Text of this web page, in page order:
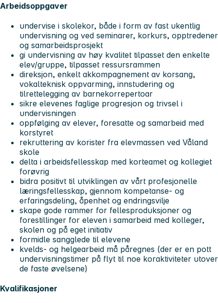
Arbeidsoppgaver
undervise i skolekor, både i form av fast ukentlig
undervisning og ved seminarer, korkurs, opptredener
og samarbeidsprosjekt
gi undervisning av høy kvalitet tilpasset den enkelte
elev/gruppe, tilpasset ressursrammen
direksjon, enkelt akkompagnement av korsang,
vokalteknisk oppvarming, innstudering og
tilrettelegging av barnekorrepertoar
sikre elevenes faglige progresjon og trivsel i
undervisningen
oppfølging av elever, foresatte og samarbeid med
korstyret
rekruttering av korister fra elevmassen ved Våland
skole
delta i arbeidsfellesskap med korteamet og kollegiet
forøvrig
bidra positivt til utviklingen av vårt profesjonelle
læringsfellesskap, gjennom kompetanse- og
erfaringsdeling, åpenhet og endringsvilje
skape gode rammer for fellesproduksjoner og
forestillinger for eleven i samarbeid med kolleger,
skolen og på eget initiativ
formidle sangglede til elevene
kvelds- og helgearbeid må påregnes (der er en pott
undervisningstimer på flyt til noe koraktiviteter utover
de faste øvelsene)
Kvalifikasjoner